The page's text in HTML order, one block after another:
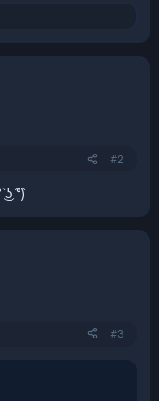
#2
͡°)
#3